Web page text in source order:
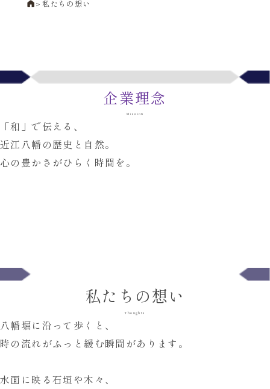
＞私たちの想い
企業理念
Mission
「和」で伝える、
近江八幡の歴史と自然。
心の豊かさがひらく時間を。
私たちの想い
Thoughts
八幡堀に沿って歩くと、
時の流れがふっと緩む瞬間があります。
水面に映る石垣や木々、